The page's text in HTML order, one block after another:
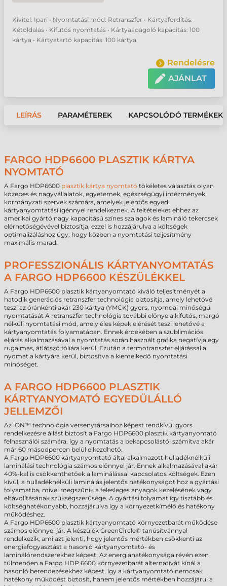
Kivitel: Ipari • Nyomtatási mód: Retranszfer • Kártyafordítás:
Kétoldalas • Kifutós nyomtatás • Kártyaadagoló kapacitás: 100
kártya • Kártyatartó kapacitás: 100 kártya
Rendelésre
AJÁNLAT
LEÍRÁS PARAMÉTEREK KAPCSOLÓDÓ TERMÉKEK
FARGO HDP6600 PLASZTIK KÁRTYA
NYOMTATÓ
A Fargo HDP6600 plasztik kártya nyomtató tökéletes választás olyan
közepes és nagyvállalatok, egyetemek, egészségügyi intézmények,
kormányzati szervek számára, amelyek jelentős egyedi
kártyanyomtatási igénnyel rendelkeznek. A feltételeket ehhez az
amerikai gyártó nagy kapacitású színes szalagok és lamináló tekercsek
elérhetőségévével biztosítja, ezzel is hozzájárulva a költségek
optimalizáláshoz úgy, hogy közben a nyomtatási teljesítmény
maximális marad.
PROFESSZIONÁLIS KÁRTYANYOMTATÁS
A FARGO HDP6600 KÉSZÜLÉKKEL
A Fargo HDP6600 plasztik kártyanyomtató kiváló teljesítményét a
hatodik generációs retranszfer technológia biztosítja, amely lehetővé
teszi az óránkénti akár 230 kártya (YMCK) gyors, nyomdai minőségű
nyomtatását A retranszfer technológia további előnye a kifutós, margó
nélküli nyomtatási mód, amely éles képek elérését teszi lehetővé a
kártyanyomtatás folyamatában. Ennek érdekében a szublimációs
eljárás alkalmazásával a nyomtatás során használt grafika negatívja egy
rugalmas, átlátszó fóliára kerül. Ezután a termotranszfer eljárással a
nyomat a kártyára kerül, biztosítva a kiemelkedő nyomtatási
minőséget.
A FARGO HDP6600 PLASZTIK
KÁRTYANYOMATÓ EGYEDÜLÁLLÓ
JELLEMZŐI
Az iON™ technológia versenytársaihoz képest rendkívül gyors
rendelkezésre állást biztosít a Fargo HDP6600 plasztik kártyanyomató
felhasználói számára, így a nyomtatás a bekapcsolástól számítva akár
már 60 másodpercen belül elkezdhető.
A Fargo HDP6600 kártyanyomtató által alkalmazott hulladéknélküli
laminálási technológia számos előnnyel jár. Ennek alkalmazásával akár
40%-kal is csökkenthetőek a laminálással kapcsolatos költségek. Ezen
kívül, a hulladéknélküli laminálás jelentős hatékonyságot hoz a gyártási
folyamatba, mivel megszűnik a felesleges anyagok kezelésének vagy
eltávolításának szükségszerűsége. A gyártási folyamat így tisztább és
költséghatékonyabb, hozzájárulva így a környezetkímélő és hatékony
működéshez.
A Fargo HDP6600 plasztik kártyanyomtató környezetbarát működése
számos előnnyel jár. A készülék GreenCircle® tanúsítvánnyal
rendelkezik, ami azt jelenti, hogy jelentős mértékben csökkenti az
energiafogyasztást a hasonló kártyanyomtató- és
laminálórendszerekhez képest. Az energiahatékonysága révén ezen
túlmenően a Fargo HDP 6600 környezetbarát alternatívát kínál a
hasonló berendezésekhez képest, így a kártyanyomtató nemcsak
hatékony működést biztosít, hanem jelentős mértékben hozzájárul a